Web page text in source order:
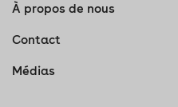
À propos de nous
Contact
Médias